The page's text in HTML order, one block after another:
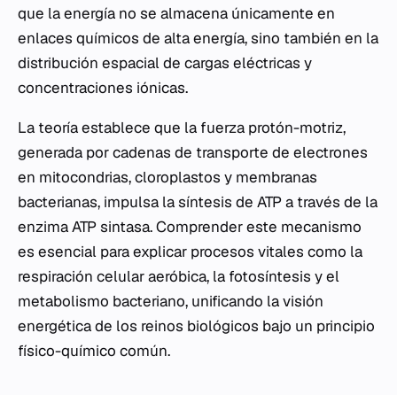
que la energía no se almacena únicamente en
enlaces químicos de alta energía, sino también en la
distribución espacial de cargas eléctricas y
concentraciones iónicas.
La teoría establece que la fuerza protón-motriz,
generada por cadenas de transporte de electrones
en mitocondrias, cloroplastos y membranas
bacterianas, impulsa la síntesis de ATP a través de la
enzima ATP sintasa. Comprender este mecanismo
es esencial para explicar procesos vitales como la
respiración celular aeróbica, la fotosíntesis y el
metabolismo bacteriano, unificando la visión
energética de los reinos biológicos bajo un principio
físico-químico común.